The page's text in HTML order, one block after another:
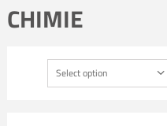
CHIMIE
Select option